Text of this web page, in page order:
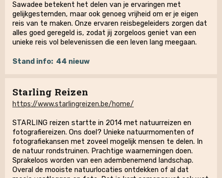
Sawadee betekent het delen van je ervaringen met
gelijkgestemden, maar ook genoeg vrijheid om er je eigen
reis van te maken. Onze ervaren reisbegeleiders zorgen dat
alles goed geregeld is, zodat jij zorgeloos geniet van een
unieke reis vol belevenissen die een leven lang meegaan.
Stand info: 44 nieuw
Starling Reizen
https://www.starlingreizen.be/home/
STARLING reizen startte in 2014 met natuurreizen en
fotografiereizen. Ons doel? Unieke natuurmomenten of
fotografiekansen met zoveel mogelijk mensen te delen. In
de natuur rondstruinen. Prachtige waarnemingen doen.
Sprakeloos worden van een adembenemend landschap.
Overal de mooiste natuurlocaties ontdekken of al dat